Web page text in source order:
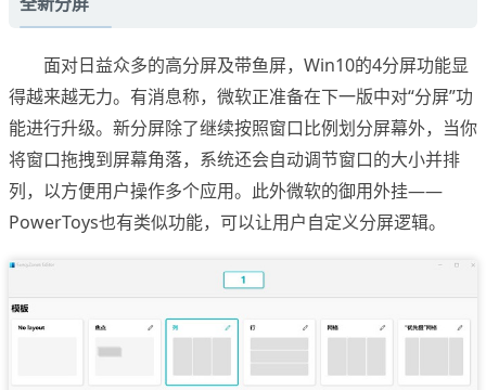
面对日益众多的高分屏及带鱼屏，Win10的4分屏功能显
得越来越无力。有消息称，微软正准备在下一版中对“分屏”功
能进行升级。新分屏除了继续按照窗口比例划分屏幕外，当你
将窗口拖拽到屏幕角落，系统还会自动调节窗口的大小并排
列，以方便用户操作多个应用。此外微软的御用外挂——
PowerToys也有类似功能，可以让用户自定义分屏逻辑。